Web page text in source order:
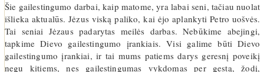
Šie gailestingumo darbai, kaip matome, yra labai seni, tačiau nuolat
išlieka aktualūs. Jėzus viską paliko, kai ėjo aplankyti Petro uošvės.
Tai seniai Jėzaus padarytas meilės darbas. Nebūkime abejingi,
tapkime Dievo gailestingumo įrankiais. Visi galime būti Dievo
gailestingumo įrankiai, ir tai mums patiems darys geresnį poveikį
negu kitiems, nes gailestingumas vykdomas per gestą, žodį,